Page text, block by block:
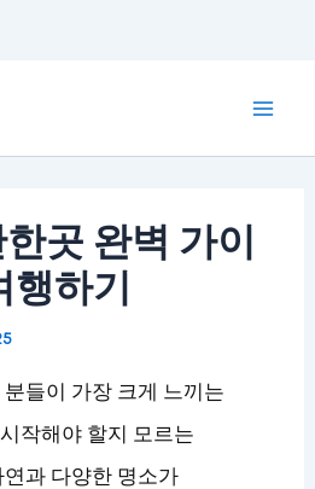
곳 완벽 가이
행하기
들이 가장 크게 느끼는
작해야 할지 모르는
과 다양한 명소가